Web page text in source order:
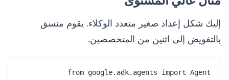
إليك شكل إعداد صغير متعدد الوكلاء. يقوم منسق
بالتفويض إلى اثنين من المتخصصين.